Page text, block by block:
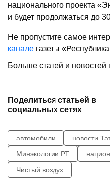
национального проекта
и будет продолжаться до
Не пропустите самое
канале газеты
Больше статей и новостей
Поделиться статьей в
социальных сетях
автомобили новости
Минэкологии РТ
Чистый воздух